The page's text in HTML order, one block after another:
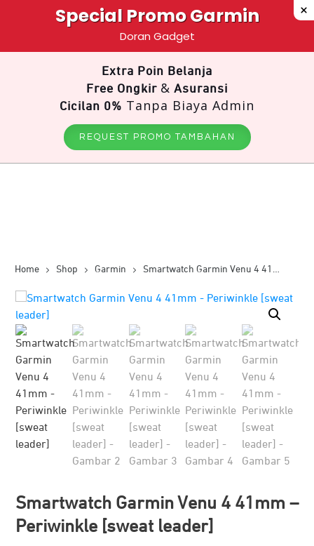
Home Shop Garmin Smartwatch Garmin Venu 4 41mm – Periwinkle [sweat leader]
Smartwatch Garmin Venu 4 41mm –
Periwinkle [sweat leader]
Special Promo Garmin
Doran Gadget
Extra Poin Belanja
Free Ongkir & Asuransi
Cicilan 0% Tanpa Biaya Admin
REQUEST PROMO TAMBAHAN